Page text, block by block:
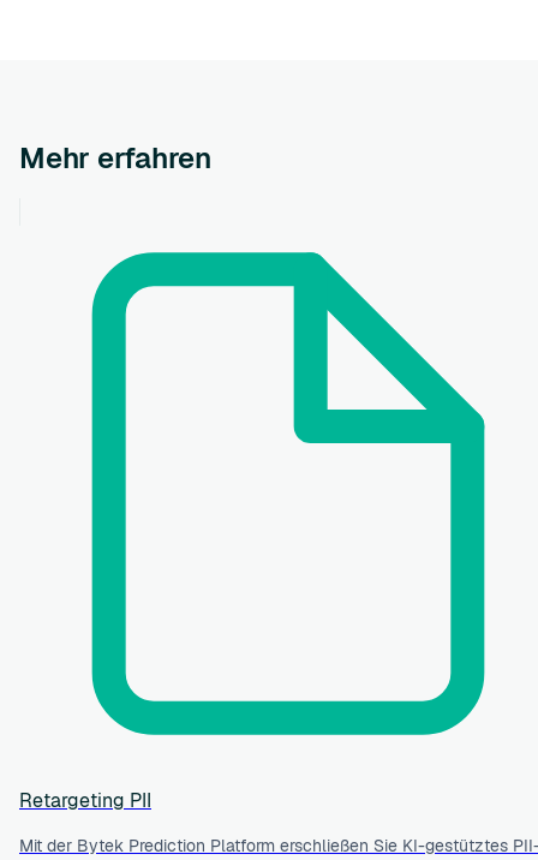
Mehr erfahren
Retargeting PII
Mit der Bytek Prediction Platform erschließen Sie KI-gestütztes